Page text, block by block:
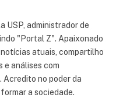
USP, administrador de
"Portal Z". Apaixonado
atuais, compartilho
e análises com
no poder da
a sociedade.